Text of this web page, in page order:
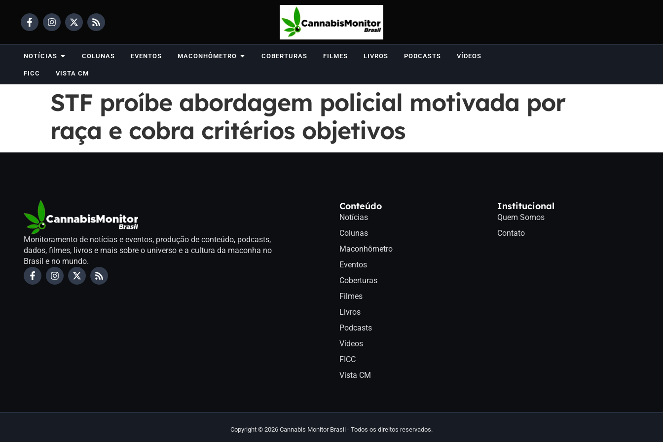
NOTÍCIAS COLUNAS EVENTOS MACONHÔMETRO COBERTURAS FILMES LIVROS PODCASTS VÍDEOS
FICC VISTA CM
STF proíbe abordagem policial motivada por
raça e cobra critérios objetivos
Monitoramento de notícias e eventos, produção de conteúdo, podcasts,
dados, filmes, livros e mais sobre o universo e a cultura da maconha no
Brasil e no mundo.
Conteúdo
Notícias
Colunas
Maconhômetro
Eventos
Coberturas
Filmes
Livros
Podcasts
Vídeos
FICC
Vista CM
Institucional
Quem Somos
Contato
Copyright © 2026 Cannabis Monitor Brasil - Todos os direitos reservados.